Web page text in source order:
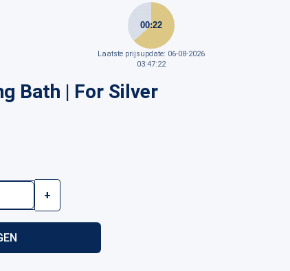
00:22
Laatste prijsupdate: 06-08-2026
03:47:22
Bath | For Silver
+